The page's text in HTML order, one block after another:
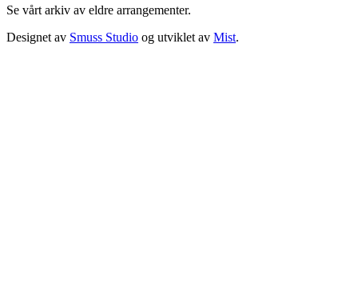
Se vårt arkiv av eldre arrangementer.
Designet av Smuss Studio og utviklet av Mist.